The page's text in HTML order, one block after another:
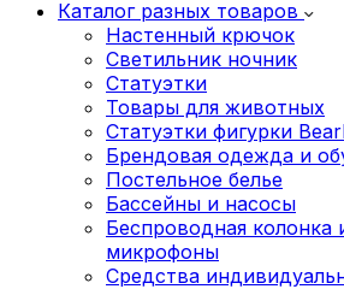
Каталог разных товаров
Настенный крючок
Светильник ночник
Статуэтки
Товары для животных
Статуэтки фигурки
Брендовая одежда и
Постельное белье
Бассейны и насосы
Беспроводная колонка
микрофоны
Средства